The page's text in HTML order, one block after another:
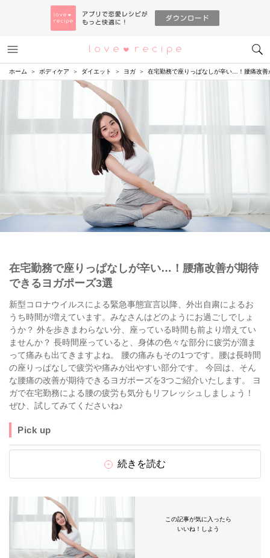
恋愛レシピ
ホーム ボディケア ダイエット ヨガ 在宅勤務で座りっぱなしが辛い…！腰痛改善
在宅勤務で座りっぱなしが辛い…！腰痛改善が期待
できるヨガポーズ3選
新型コロナウイルスによる緊急事態宣言以降、外出自粛によるお
うち時間が増えています。みなさんはどのようにお過ごしでしょ
うか？ 外を歩きまわらない分、座っている時間も前より増えてい
ませんか？ 長時間座っていると、身体の色々な部分に疲労が溜ま
って痛みも出てきますよね。 腰の痛みもその1つです。腰は長時間
の座りっぱなしで疲労や痛みが出やすい部分です。 今回は、そん
な腰痛の改善が期待できるヨガポーズを3つご紹介いたします。 ヨ
ガで在宅勤務による腰の疲労も気分もリフレッシュしましょう！
ぜひ、試してみてくださいね♪
Pick up
続きを読む
この記事が気に入ったら
いいね！しよう